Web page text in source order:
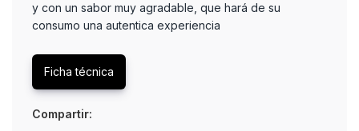
y con un sabor muy agradable, que hará de su
consumo una autentica experiencia
Ficha técnica
Compartir: